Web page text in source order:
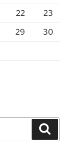
22 23
29 30